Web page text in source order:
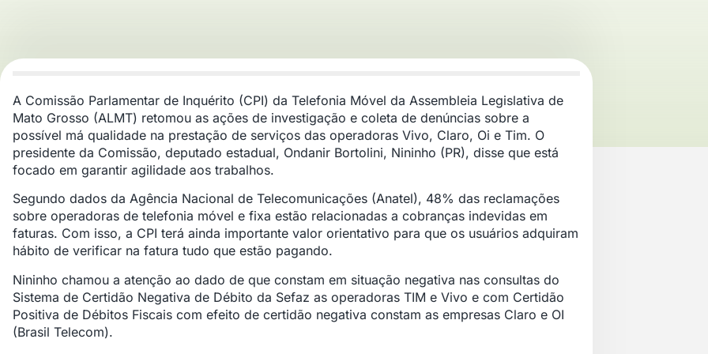
A Comissão Parlamentar de Inquérito (CPI) da Telefonia Móvel da Assembleia Legislativa de
Mato Grosso (ALMT) retomou as ações de investigação e coleta de denúncias sobre a
possível má qualidade na prestação de serviços das operadoras Vivo, Claro, Oi e Tim. O
presidente da Comissão, deputado estadual, Ondanir Bortolini, Nininho (PR), disse que está
focado em garantir agilidade aos trabalhos.
Segundo dados da Agência Nacional de Telecomunicações (Anatel), 48% das reclamações
sobre operadoras de telefonia móvel e fixa estão relacionadas a cobranças indevidas em
faturas. Com isso, a CPI terá ainda importante valor orientativo para que os usuários adquiram
hábito de verificar na fatura tudo que estão pagando.
Nininho chamou a atenção ao dado de que constam em situação negativa nas consultas do
Sistema de Certidão Negativa de Débito da Sefaz as operadoras TIM e Vivo e com Certidão
Positiva de Débitos Fiscais com efeito de certidão negativa constam as empresas Claro e OI
(Brasil Telecom).